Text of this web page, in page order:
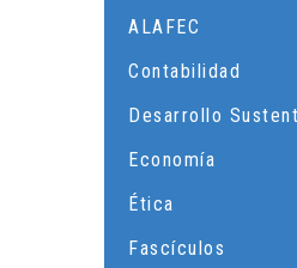
ALAFEC
Contabilidad
Desarrollo
Economía
Ética
Fascículos